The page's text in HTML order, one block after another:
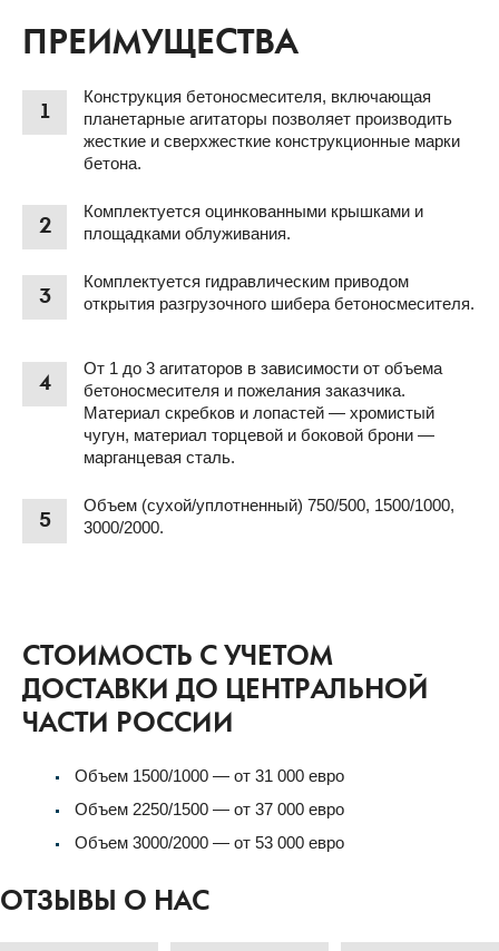
ПРЕИМУЩЕСТВА
1
Конструкция бетоносмесителя, включающая
планетарные агитаторы позволяет производить
жесткие и сверхжесткие конструкционные марки
бетона.
2
Комплектуется оцинкованными крышками и
площадками облуживания.
3
Комплектуется гидравлическим приводом
открытия разгрузочного шибера бетоносмесителя.
4
От 1 до 3 агитаторов в зависимости от объема
бетоносмесителя и пожелания заказчика.
Материал скребков и лопастей — хромистый
чугун, материал торцевой и боковой брони —
марганцевая сталь.
5
Объем (сухой/уплотненный) 750/500, 1500/1000,
3000/2000.
СТОИМОСТЬ С УЧЕТОМ
ДОСТАВКИ ДО ЦЕНТРАЛЬНОЙ
ЧАСТИ РОССИИ
Объем 1500/1000 — от 31 000 евро
Объем 2250/1500 — от 37 000 евро
Объем 3000/2000 — от 53 000 евро
ОТЗЫВЫ О НАС